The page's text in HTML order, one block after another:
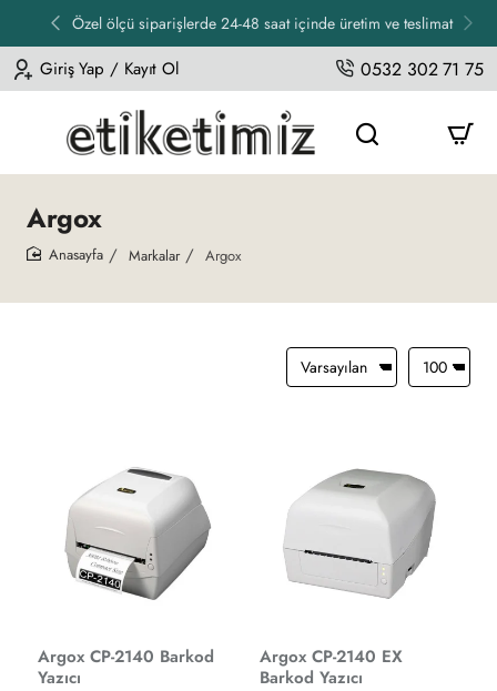
Özel ölçü siparişlerde 24-48 saat içinde üretim ve teslimat
Giriş Yap / Kayıt Ol 0532 302 71 75
Argox
Markalar Argox
Argox CP-2140 Barkod
Yazıcı
Argox CP-2140 EX
Barkod Yazıcı